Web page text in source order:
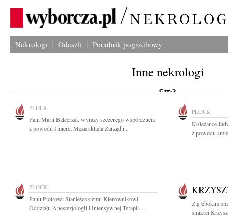
Nekrologi Odeszli Poradnik pogrzebowy
Inne nekrologi
PŁOCK
Pani Marii Balcerzak wyrazy szczerego współczucia
z powodu śmierci Męża składa Zarząd i...
PŁOCK
Koleżance
z powodu
PŁOCK
Panu Piotrowi Staniewskiemu Kierownikowi
Oddziału Anestezjologii i Intensywnej Terapii...
Z głębokim
śmierci